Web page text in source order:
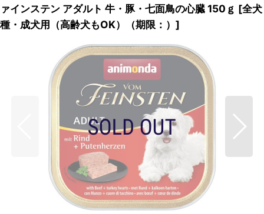
ァインステン アダルト 牛・豚・七面鳥の心臓 150ｇ [全犬
種・成犬用（高齢犬もOK）（期限：） ]